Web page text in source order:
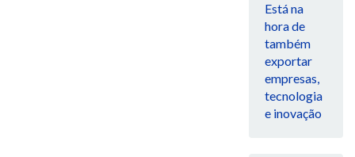
Está na
hora de
também
exportar
empresas,
tecnologia
e inovação